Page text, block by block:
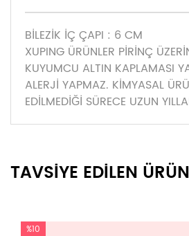
BİLEZİK İÇ ÇAPI : 6 CM
XUPING ÜRÜNLER PİRİNÇ
KUYUMCU ALTIN KAPLAMASI
ALERJİ YAPMAZ. KİMYASAL
EDİLMEDİĞİ SÜRECE UZUN
TAVSİYE EDİLEN
%10